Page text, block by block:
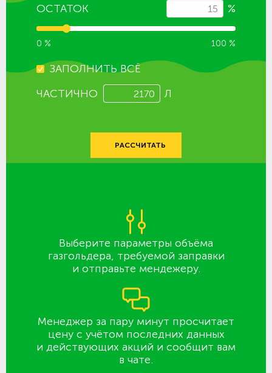
ОСТАТОК %
0 % 100 %
ЗАПОЛНИТЬ ВСЁ
ЧАСТИЧНО
Л
РАССЧИТАТЬ
Выберите параметры объёма
газгольдера, требуемой заправки
и отправьте мендежеру.
Менеджер за пару минут просчитает
цену с учётом последних данных
и действующих акций и сообщит вам
в чате.